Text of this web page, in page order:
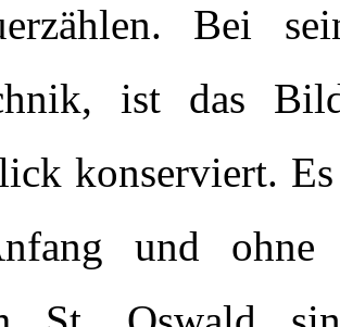
Bei
ist das
konserviert.
und ohne